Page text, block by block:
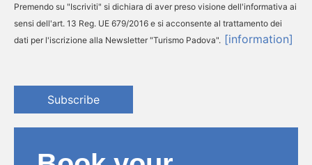
Premendo su "Iscriviti" si dichiara di aver preso visione dell'informativa ai
sensi dell'art. 13 Reg. UE 679/2016 e si acconsente al trattamento dei
dati per l'iscrizione alla Newsletter "Turismo Padova". [information]
Subscribe